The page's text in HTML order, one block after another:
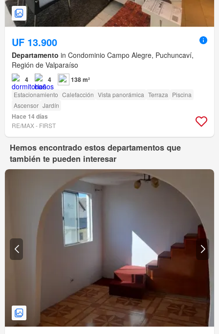
UF 13.900
Departamento in Condominio Campo Alegre, Puchuncaví,
Región de Valparaíso
4 4 138 m²
Estacionamiento Calefacción Vista panorámica Terraza Piscina
Ascensor Jardín
Hace 14 días
RE/MAX - FIRST
Hemos encontrado estos departamentos que
también te pueden interesar